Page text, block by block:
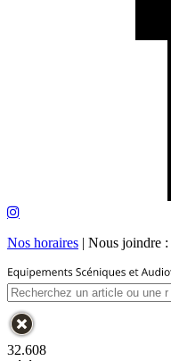
Nos horaires | Nous joindre :
32.608